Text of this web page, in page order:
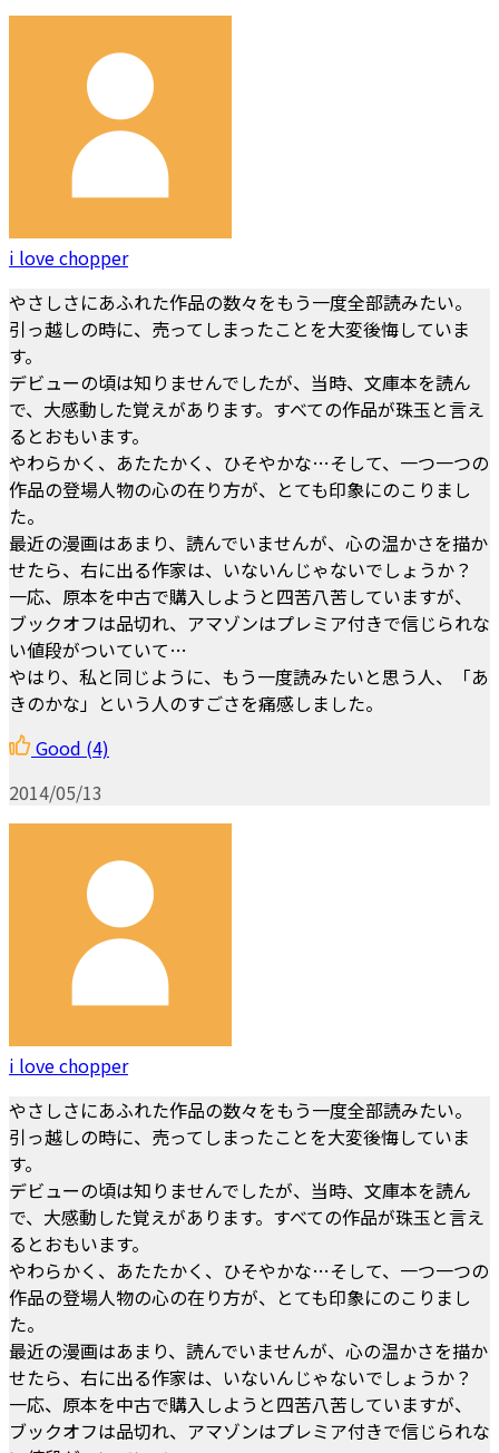
i love chopper
やさしさにあふれた作品の数々をもう一度全部読みたい。
引っ越しの時に、売ってしまったことを大変後悔していま
す。
デビューの頃は知りませんでしたが、当時、文庫本を読ん
で、大感動した覚えがあります。すべての作品が珠玉と言え
るとおもいます。
やわらかく、あたたかく、ひそやかな…そして、一つ一つの
作品の登場人物の心の在り方が、とても印象にのこりまし
た。
最近の漫画はあまり、読んでいませんが、心の温かさを描か
せたら、右に出る作家は、いないんじゃないでしょうか？
一応、原本を中古で購入しようと四苦八苦していますが、
ブックオフは品切れ、アマゾンはプレミア付きで信じられな
い値段がついていて…
やはり、私と同じように、もう一度読みたいと思う人、「あ
きのかな」という人のすごさを痛感しました。
Good (4)
2014/05/13
i love chopper
やさしさにあふれた作品の数々をもう一度全部読みたい。
引っ越しの時に、売ってしまったことを大変後悔していま
す。
デビューの頃は知りませんでしたが、当時、文庫本を読ん
で、大感動した覚えがあります。すべての作品が珠玉と言え
るとおもいます。
やわらかく、あたたかく、ひそやかな…そして、一つ一つの
作品の登場人物の心の在り方が、とても印象にのこりまし
た。
最近の漫画はあまり、読んでいませんが、心の温かさを描か
せたら、右に出る作家は、いないんじゃないでしょうか？
一応、原本を中古で購入しようと四苦八苦していますが、
ブックオフは品切れ、アマゾンはプレミア付きで信じられな